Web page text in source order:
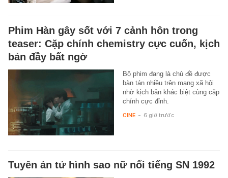
Phim Hàn gây sốt với 7 cảnh hôn trong
teaser: Cặp chính chemistry cực cuốn, kịch
bản đầy bất ngờ
Bộ phim đang là chủ đề được
bàn tán nhiều trên mạng xã hội
nhờ kịch bản khác biệt cùng cặp
chính cực đỉnh.
CINE - 6 giờ trước
Tuyên án tử hình sao nữ nổi tiếng SN 1992